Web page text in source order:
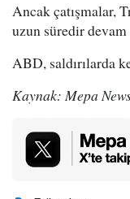
Ancak çatışmalar,
uzun süredir devam
ABD, saldırılarda
Kaynak: Mepa